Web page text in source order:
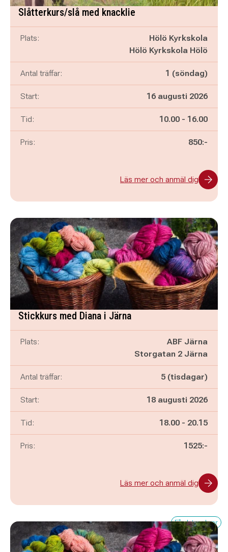
Slåtterkurs/slå med knacklie
Plats:
Hölö Kyrkskola
Hölö Kyrkskola Hölö
Antal träffar: 1 (söndag)
Start: 16 augusti 2026
Tid: Pågår mellan
10.00 - och
16.00
Pris: 850:-
Läs mer och anmäl dig
Stickkurs med Diana i Järna
Plats:
ABF Järna
Storgatan 2 Järna
Antal träffar: 5 (tisdagar)
Start: 18 augusti 2026
Tid: Pågår mellan
18.00 - och
20.15
Pris: 1525:-
Läs mer och anmäl dig
Få platser kvar